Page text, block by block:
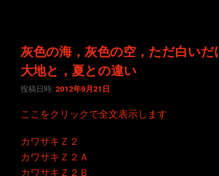
灰色の海，灰色の空，ただ白いだ
大地と，夏との違い
投稿日時:2012年9月21日
ここをクリックで全文表示します
カワサキＺ２
カワサキＺ２Ａ
カワサキＺ２Ｂ